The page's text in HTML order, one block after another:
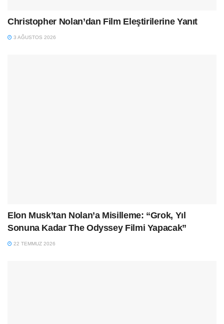
Christopher Nolan’dan Film Eleştirilerine Yanıt
3 AĞUSTOS 2026
Elon Musk’tan Nolan’a Misilleme: “Grok, Yıl
Sonuna Kadar The Odyssey Filmi Yapacak”
22 TEMMUZ 2026